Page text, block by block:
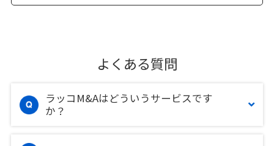
よくある質問
ラッコM&Aはどういうサービスです
か？